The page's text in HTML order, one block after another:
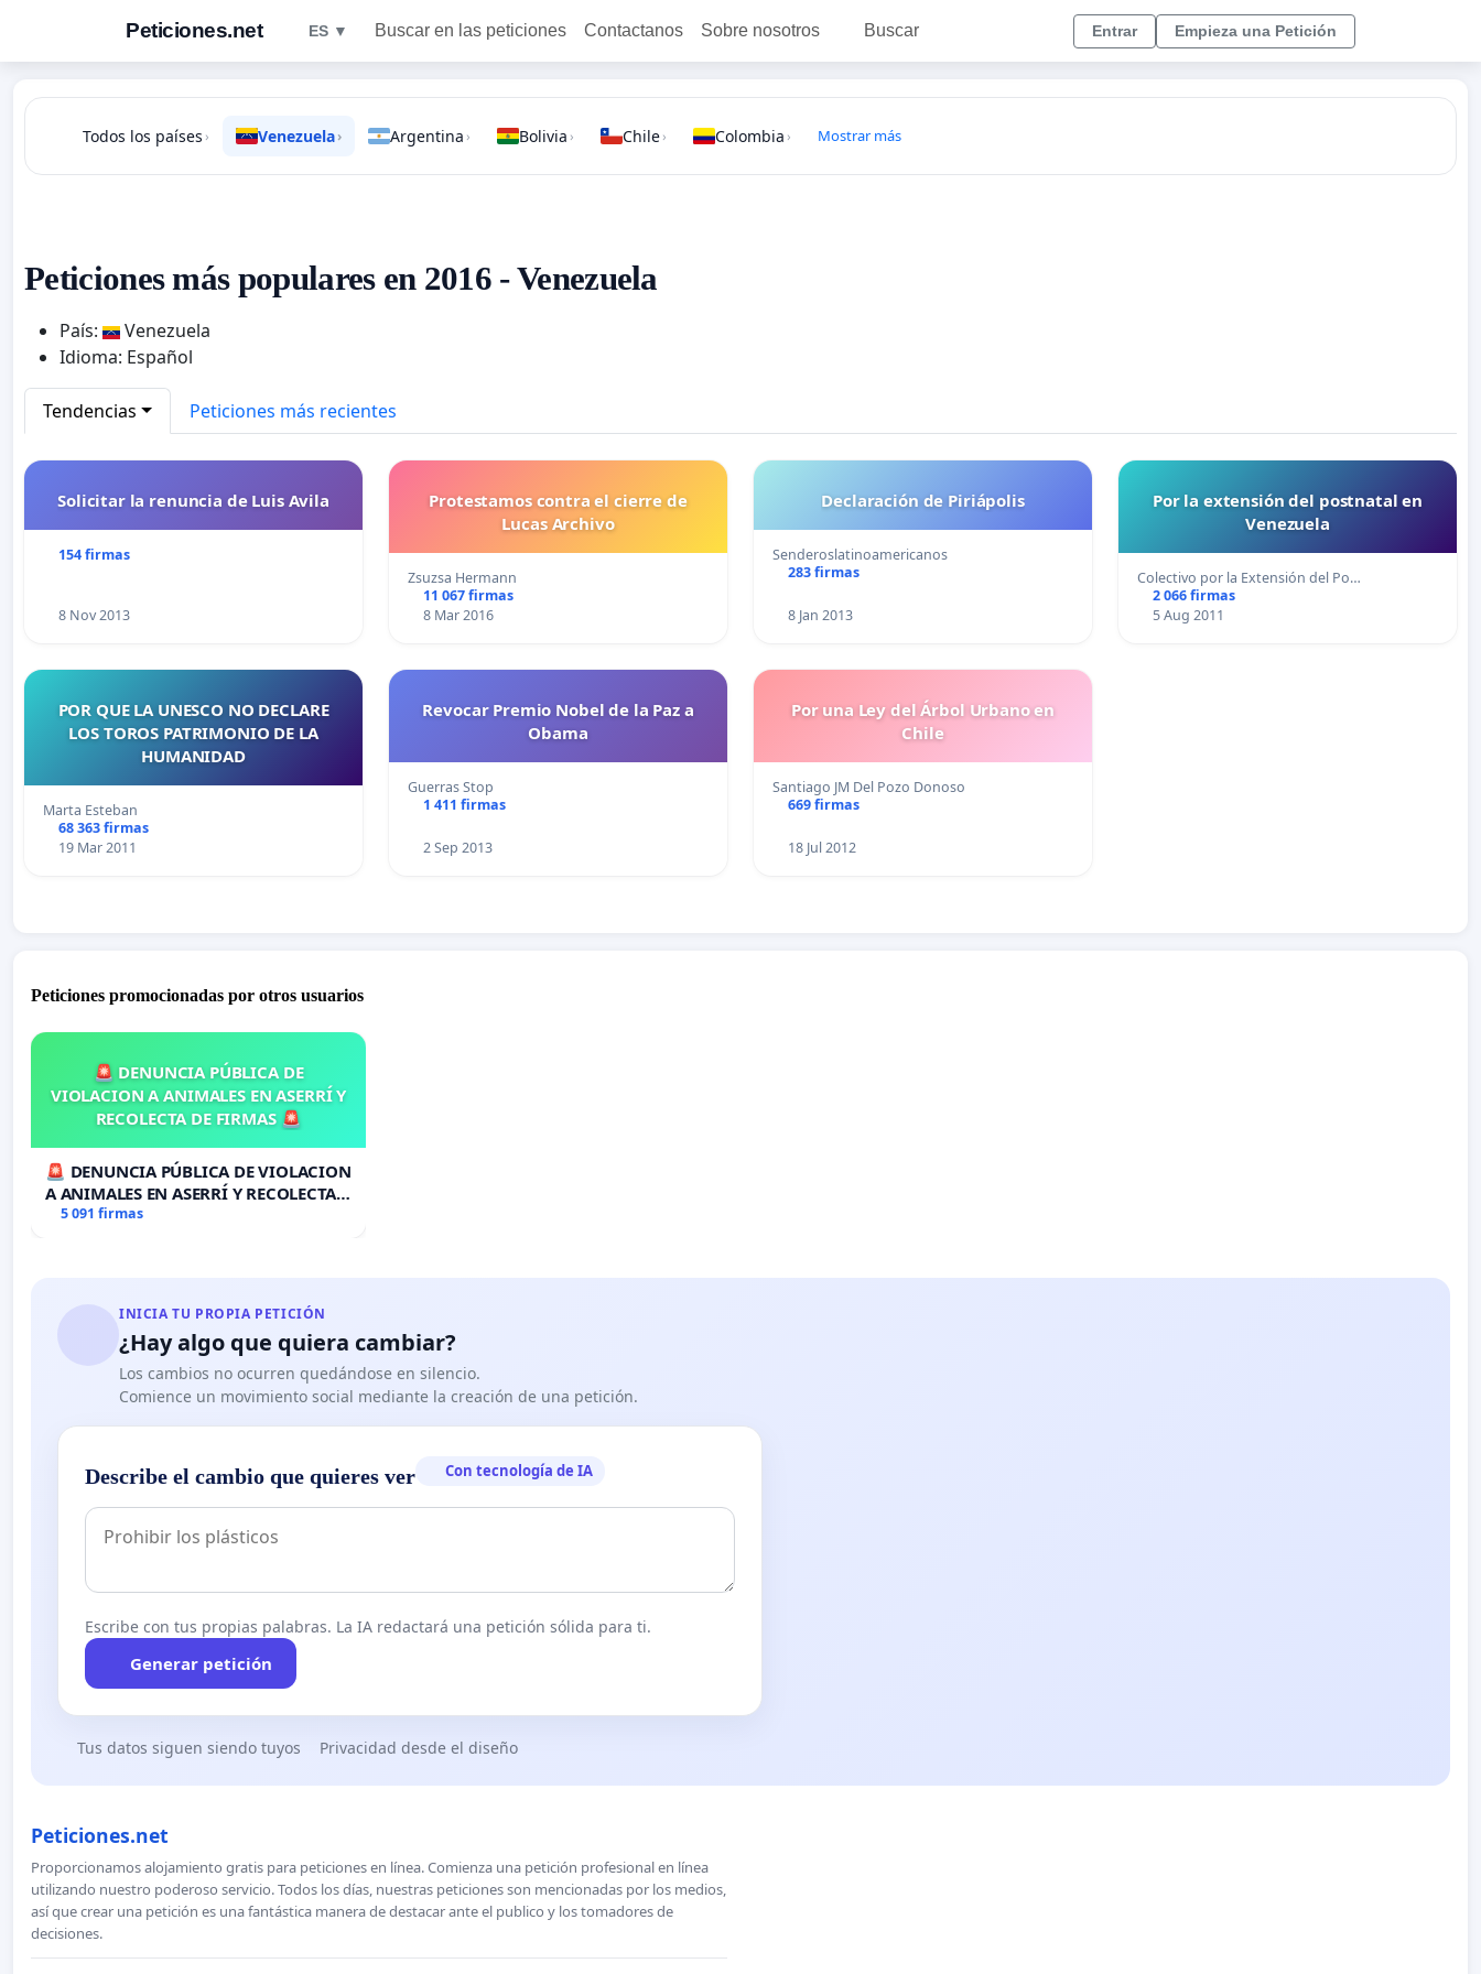
Peticiones.net ES ▼ Buscar en las peticiones Contactanos Sobre nosotros Buscar Entrar Empieza una Petición
Todos los países › Venezuela› Argentina › Bolivia › Chile› Colombia › Mostrar más
Peticiones más populares en 2016 - Venezuela
País:
Venezuela
Idioma: Español
Tendencias Peticiones más recientes
Solicitar la renuncia de Luis Avila
154 firmas
8 Nov 2013
Protestamos contra el cierre de
Lucas Archivo
Zsuzsa Hermann
11 067 firmas
8 Mar 2016
Declaración de Piriápolis
Senderoslatinoamericanos
283 firmas
8 Jan 2013
Por la extensión del postnatal en
Venezuela
Colectivo por la Extensión del Po…
2 066 firmas
5 Aug 2011
POR QUE LA UNESCO NO DECLARE
LOS TOROS PATRIMONIO DE LA
HUMANIDAD
Marta Esteban
68 363 firmas
19 Mar 2011
Revocar Premio Nobel de la Paz a
Obama
Guerras Stop
1 411 firmas
2 Sep 2013
Por una Ley del Árbol Urbano en
Chile
Santiago JM Del Pozo Donoso
669 firmas
18 Jul 2012
Peticiones promocionadas por otros usuarios
🚨 DENUNCIA PÚBLICA DE
VIOLACION A ANIMALES EN ASERRÍ Y
RECOLECTA DE FIRMAS 🚨
🚨 DENUNCIA PÚBLICA DE VIOLACION
A ANIMALES EN ASERRÍ Y RECOLECTA
DE FIRMAS 🚨
5 091 firmas
INICIA TU PROPIA PETICIÓN
¿Hay algo que quiera cambiar?
Los cambios no ocurren quedándose en silencio.
Comience un movimiento social mediante la creación de una petición.
Describe el cambio que quieres ver Con tecnología de IA
Escribe con tus propias palabras. La IA redactará una petición sólida para ti.
Generar petición
Tus datos siguen siendo tuyos Privacidad desde el diseño
Peticiones.net
Proporcionamos alojamiento gratis para peticiones en línea. Comienza una petición profesional en línea
utilizando nuestro poderoso servicio. Todos los días, nuestras peticiones son mencionadas por los medios,
así que crear una petición es una fantástica manera de destacar ante el publico y los tomadores de
decisiones.